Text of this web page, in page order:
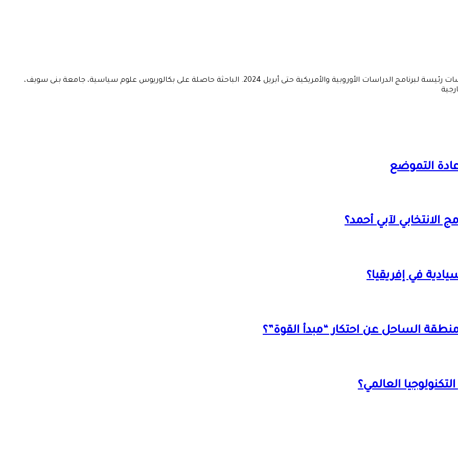
باحثة في الشئون الأوروبية و الأمريكية، كانت تعمل في مركز رع للدراسات رئيسة لبرنامج الدراسات الأوروبية والأمريكية حتى أبريل 2024. الباحثة حاصلة على بكالوريوس علوم سياسية، جامعة بنى سويف،
التموضع
الانتخابي لآبي أحمد؟
في إفريقيا؟
الساحل عن احتكار “مبدأ القوة”؟
العالمي؟